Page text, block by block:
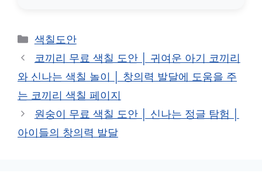
카
테
리
색칠도안
코끼리 무료 색칠 도안 │ 귀여운 아기 코끼리
와 신나는 색칠 놀이 │ 창의력 발달에 도움을 주
는 코끼리 색칠 페이지
원숭이 무료 색칠 도안 │ 신나는 정글 탐험 │
아이들의 창의력 발달